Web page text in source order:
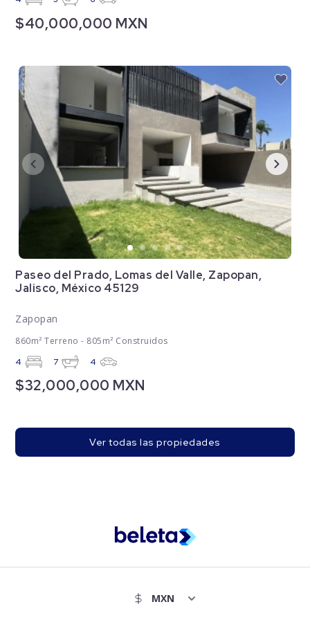
$40,000,000 MXN
Paseo del Prado, Lomas del Valle, Zapopan,
Jalisco, México 45129
Zapopan
860m² Terreno - 805m² Construidos
4 7 4
$32,000,000 MXN
Ver todas las propiedades